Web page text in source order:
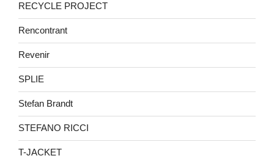
RECYCLE PROJECT
Rencontrant
Revenir
SPLIE
Stefan Brandt
STEFANO RICCI
T-JACKET